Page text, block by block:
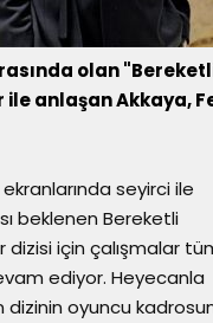
olan
anlaşan Akkaya,
ekranlarında seyirci ile
beklenen Bereketli
dizisi için çalışmalar
ediyor. Heyecanla
dizinin oyuncu